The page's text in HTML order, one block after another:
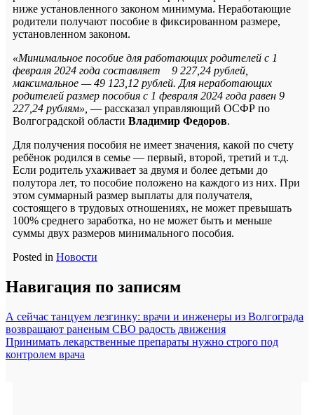
ниже установленного законом минимума. Неработающие
родители получают пособие в фиксированном размере,
установленном законом.
«Минимальное пособие для работающих родителей с 1
февраля 2024 года составляет 9 227,24 рублей,
максимальное — 49 123,12 рублей. Для неработающих
родителей размер пособия с 1 февраля 2024 года равен 9
227,24 рублям», — рассказал управляющий ОСФР по
Волгоградской области Владимир Федоров.
Для получения пособия не имеет значения, какой по счету
ребёнок родился в семье — первый, второй, третий и т.д.
Если родитель ухаживает за двумя и более детьми до
полутора лет, то пособие положено на каждого из них. При
этом суммарный размер выплаты для получателя,
состоящего в трудовых отношениях, не может превышать
100% среднего заработка, но не может быть и меньше
суммы двух размеров минимального пособия.
Posted in Новости
Навигация по записям
А сейчас танцуем лезгинку: врачи и инженеры из Волгограда
возвращают раненым СВО радость движения
Принимать лекарственные препараты нужно строго под
контролем врача